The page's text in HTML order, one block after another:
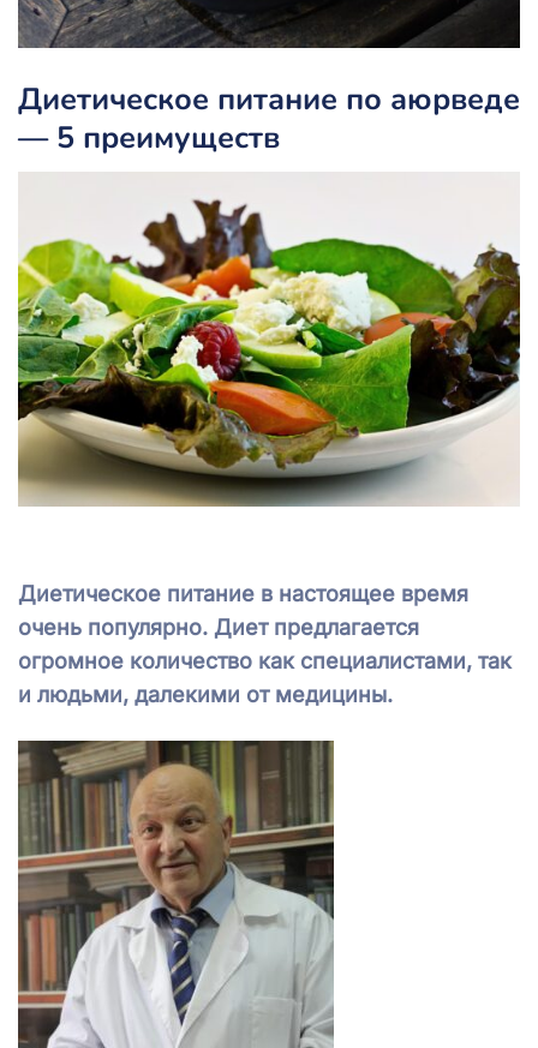
Диетическое питание по аюрведе
— 5 преимуществ
Диетическое питание в настоящее время
очень популярно. Диет предлагается
огромное количество как специалистами, так
и людьми, далекими от медицины.